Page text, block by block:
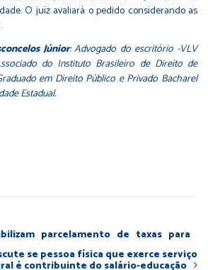
O juiz avaliará o pedido considerando as
Júnior: Advogado do escritório -VLV
do Instituto Brasileiro de Direito de
em Direito Público e Privado Bacharel
Estadual.
parcelamento de taxas para
se pessoa física que exerce serviço
é contribuinte do salário-educação